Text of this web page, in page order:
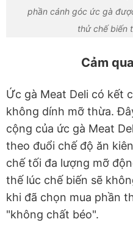
phần cánh góc ức gà
thử chế biến
Cảm
Ức gà Meat Deli có kết
không dính mỡ thừa.
cộng của ức gà Meat
theo đuổi chế độ ăn
chế tối đa lượng mỡ
thế lúc chế biến sẽ
khi đã chọn mua phần
"không chất béo".